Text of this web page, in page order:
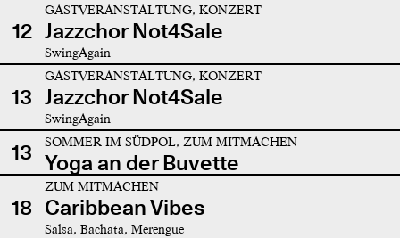
12
GASTVERANSTALTUNG, KONZERT
Jazzchor Not4Sale
SwingAgain
13
GASTVERANSTALTUNG, KONZERT
Jazzchor Not4Sale
SwingAgain
13 SOMMER IM SÜDPOL, ZUM MITMACHEN
Yoga an der Buvette
18
ZUM MITMACHEN
Caribbean Vibes
Salsa, Bachata, Merengue